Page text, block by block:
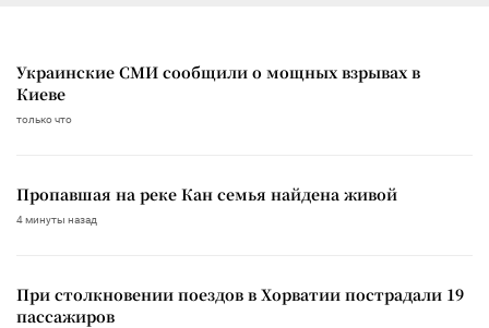
Украинские СМИ сообщили о мощных взрывах в
Киеве
только что
Пропавшая на реке Кан семья найдена живой
4 минуты назад
При столкновении поездов в Хорватии пострадали 19
пассажиров